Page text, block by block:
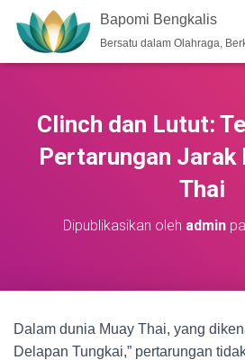
Bapomi Bengkalis
Bersatu dalam Olahraga,
Clinch dan Lutut:
Pertarungan Jarak
Thai
Dipublikasikan oleh admin
Dalam dunia Muay Thai, yang
Delapan Tungkai,” pertarungan